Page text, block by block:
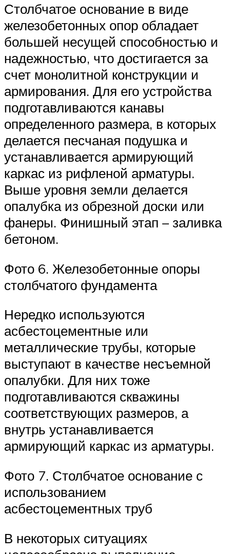
Столбчатое основание в виде
железобетонных опор обладает
большей несущей способностью и
надежностью, что достигается за
счет монолитной конструкции и
армирования. Для его устройства
подготавливаются канавы
определенного размера, в которых
делается песчаная подушка и
устанавливается армирующий
каркас из рифленой арматуры.
Выше уровня земли делается
опалубка из обрезной доски или
фанеры. Финишный этап – заливка
бетоном.
Фото 6. Железобетонные опоры
столбчатого фундамента
Нередко используются
асбестоцементные или
металлические трубы, которые
выступают в качестве несъемной
опалубки. Для них тоже
подготавливаются скважины
соответствующих размеров, а
внутрь устанавливается
армирующий каркас из арматуры.
Фото 7. Столбчатое основание с
использованием
асбестоцементных труб
В некоторых ситуациях